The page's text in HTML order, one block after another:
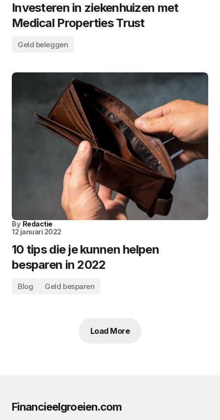
Investeren in ziekenhuizen met
Medical Properties Trust
Geld beleggen
By Redactie
12 januari 2022
10 tips die je kunnen helpen
besparen in 2022
Blog Geld besparen
Load More
Financieelgroeien.com